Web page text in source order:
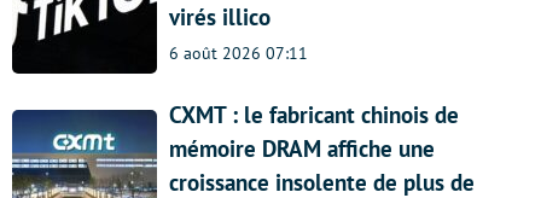
virés illico
6 août 2026 07:11
CXMT : le fabricant chinois de
mémoire DRAM affiche une
croissance insolente de plus de